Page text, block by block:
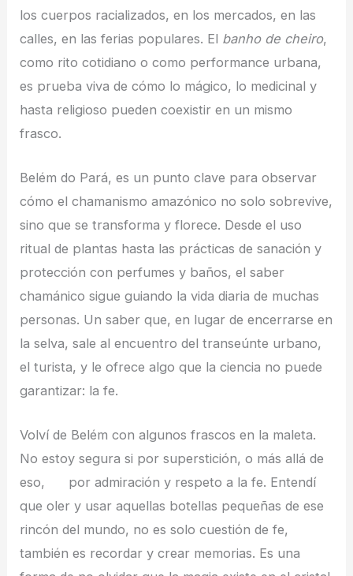
los cuerpos racializados, en los mercados, en las
calles, en las ferias populares. El banho de cheiro,
como rito cotidiano o como performance urbana,
es prueba viva de cómo lo mágico, lo medicinal y
hasta religioso pueden coexistir en un mismo
frasco.
Belém do Pará, es un punto clave para observar
cómo el chamanismo amazónico no solo sobrevive,
sino que se transforma y florece. Desde el uso
ritual de plantas hasta las prácticas de sanación y
protección con perfumes y baños, el saber
chamánico sigue guiando la vida diaria de muchas
personas. Un saber que, en lugar de encerrarse en
la selva, sale al encuentro del transeúnte urbano,
el turista, y le ofrece algo que la ciencia no puede
garantizar: la fe.
Volví de Belém con algunos frascos en la maleta.
No estoy segura si por superstición, o más allá de
eso, por admiración y respeto a la fe. Entendí
que oler y usar aquellas botellas pequeñas de ese
rincón del mundo, no es solo cuestión de fe,
también es recordar y crear memorias. Es una